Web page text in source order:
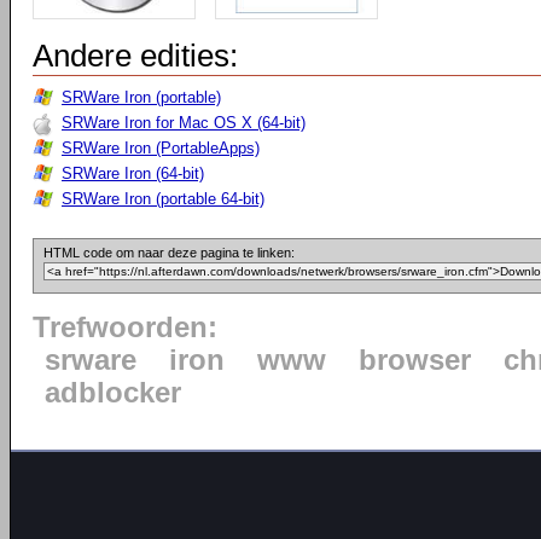
Andere edities:
SRWare Iron (portable)
SRWare Iron for Mac OS X (64-bit)
SRWare Iron (PortableApps)
SRWare Iron (64-bit)
SRWare Iron (portable 64-bit)
HTML code om naar deze pagina te linken:
Trefwoorden:
srware
iron www browser
adblocker